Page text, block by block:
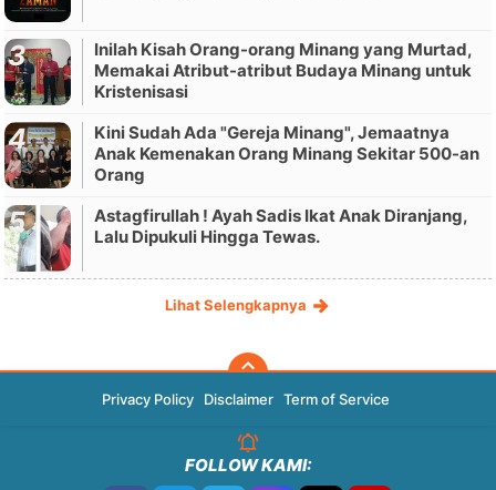
Inilah Kisah Orang-orang Minang yang Murtad,
Memakai Atribut-atribut Budaya Minang untuk
Kristenisasi
Kini Sudah Ada "Gereja Minang", Jemaatnya
Anak Kemenakan Orang Minang Sekitar 500-an
Orang
Astagfirullah ! Ayah Sadis Ikat Anak Diranjang,
Lalu Dipukuli Hingga Tewas.
Lihat Selengkapnya
Privacy Policy Disclaimer Term of Service
FOLLOW KAMI: